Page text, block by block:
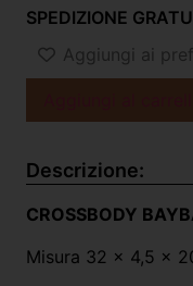
SPEDIZIONE
Aggiungi ai
Descrizione:
CROSSBODY
Misura 32 x 4,5 x